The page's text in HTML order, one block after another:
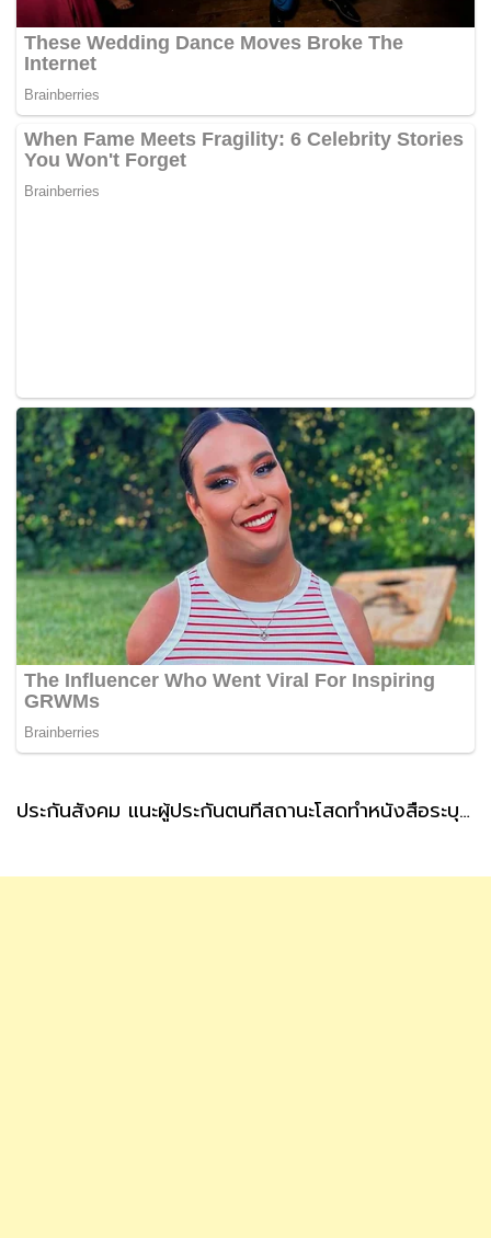
ประกันสังคม แนะผู้ประกันตนที่สถานะโสดทำหนังสือระบุผู้รับเงินสงเคราะห์ กรณีตายล่วงหน้า